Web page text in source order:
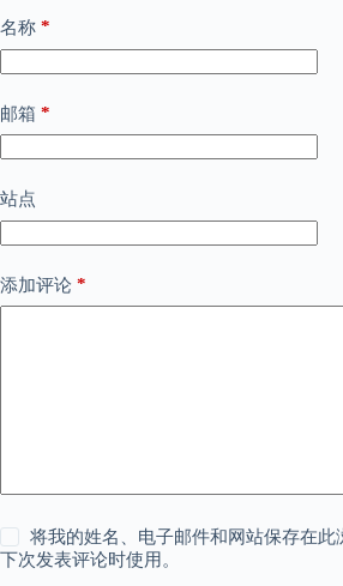
名称 *
邮箱 *
站点
添加评论 *
将我的姓名、电子邮件和网站保存在此
下次发表评论时使用。